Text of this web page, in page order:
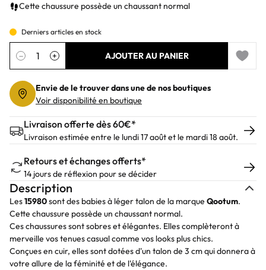
Cette chaussure possède un chaussant normal
Derniers articles en stock
Quantité
− + AJOUTER AU PANIER
Add to
Envie de le trouver dans une de nos boutiques
Voir disponibilité en boutique
Livraison offerte dès 60€*
Livraison estimée entre le lundi 17 août et le mardi 18 août.
Retours et échanges offerts*
14 jours de réflexion pour se décider
Description
Les15980sont des babies à léger talon de la marque Qootum.
Cette chaussure possède un chaussant normal.
Ces chaussures sont sobres et élégantes. Elles complèteront à
merveille vos tenues casual comme vos looks plus chics.
Conçues en cuir, elles sont dotées d'un talon de 3 cm qui donnera à
votre allure de la féminité et de l'élégance.